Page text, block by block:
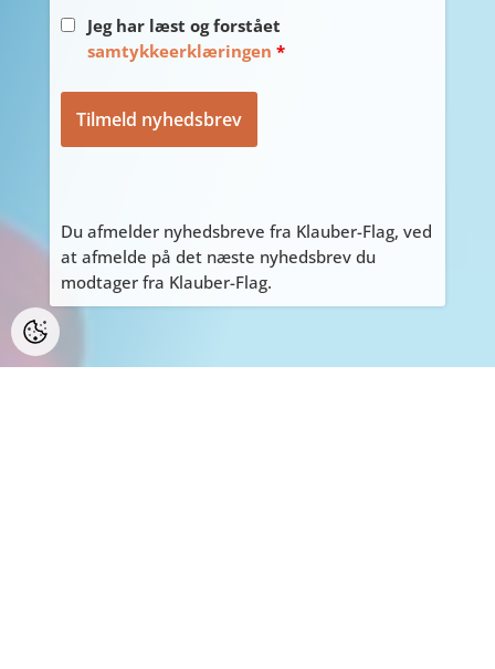
Jeg har læst og forstået
samtykkeerklæringen *
Du afmelder nyhedsbreve fra Klauber-Flag, ved
at afmelde på det næste nyhedsbrev du
modtager fra Klauber-Flag.